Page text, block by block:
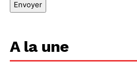
Envoyer
A la une